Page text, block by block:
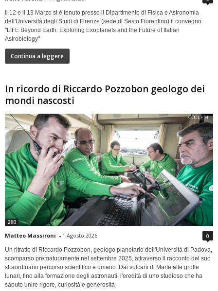
Il 12 e il 13 Marzo si è tenuto presso il Dipartimento di Fisica e Astronomia
dell'Università degli Studi di Firenze (sede di Sesto Fiorentino) il convegno
"LIFE Beyond Earth. Exploring Exoplanets and the Future of Italian
Astrobiology"
Continua a leggere
In ricordo di Riccardo Pozzobon geologo dei
mondi nascosti
280
Matteo Massironi - 1 Agosto 2026 0
Un ritratto di Riccardo Pozzobon, geologo planetario dell'Università di Padova,
scomparso prematuramente nel settembre 2025, attraverso il racconto del suo
straordinario percorso scientifico e umano. Dai vulcani di Marte alle grotte
lunari, fino alla formazione degli astronauti, l'eredità di uno studioso che ha
saputo unire rigore, curiosità e generosità